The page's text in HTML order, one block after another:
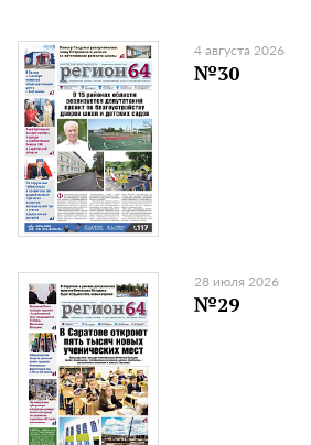
4 августа 2026
№30
28 июля 2026
№29